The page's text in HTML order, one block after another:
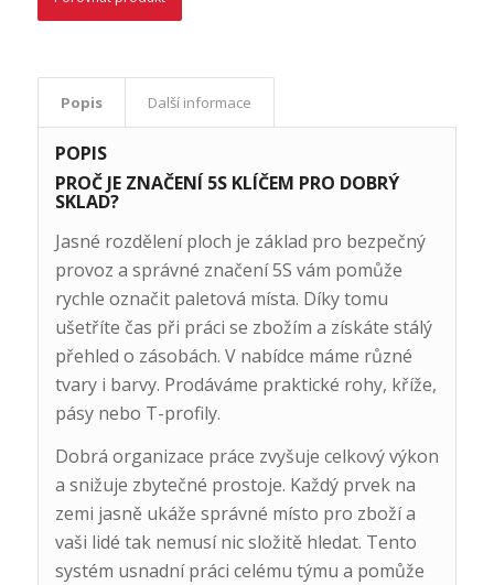
Popis Další informace
POPIS
PROČ JE ZNAČENÍ 5S KLÍČEM PRO DOBRÝ
SKLAD?
Jasné rozdělení ploch je základ pro bezpečný
provoz a správné značení 5S vám pomůže
rychle označit paletová místa. Díky tomu
ušetříte čas při práci se zbožím a získáte stálý
přehled o zásobách. V nabídce máme různé
tvary i barvy. Prodáváme praktické rohy, kříže,
pásy nebo T-profily.
Dobrá organizace práce zvyšuje celkový výkon
a snižuje zbytečné prostoje. Každý prvek na
zemi jasně ukáže správné místo pro zboží a
vaši lidé tak nemusí nic složitě hledat. Tento
systém usnadní práci celému týmu a pomůže